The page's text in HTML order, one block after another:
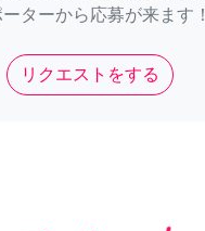
ターから応募が来ます！
リクエストをする